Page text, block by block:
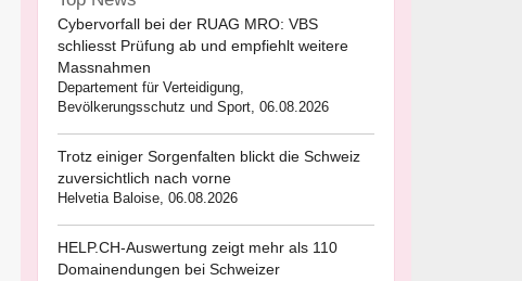
Cybervorfall bei der RUAG MRO: VBS
schliesst Prüfung ab und empfiehlt weitere
Massnahmen
Departement für Verteidigung,
Bevölkerungsschutz und Sport, 06.08.2026
Trotz einiger Sorgenfalten blickt die Schweiz
zuversichtlich nach vorne
Helvetia Baloise, 06.08.2026
HELP.CH-Auswertung zeigt mehr als 110
Domainendungen bei Schweizer